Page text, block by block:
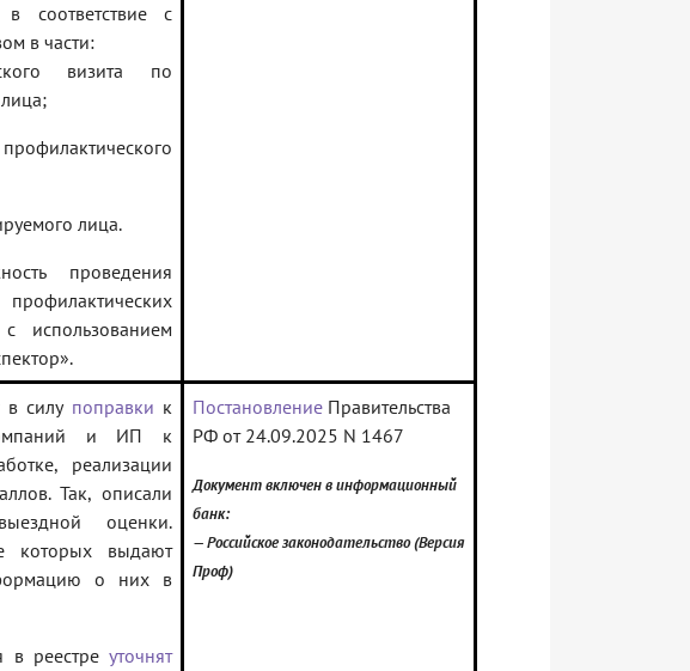
соответствие с
в части:
визита по
лица.
проведения
использованием
в силу поправки к
и ИП к
реализации
Так, описали
оценки.
которых выдают
о них в
в реестреуточнят
Постановление Правительства
РФ от 24.09.2025 N 1467
Документ включен в информационный
банк:
— Российское законодательство (Версия
Проф)